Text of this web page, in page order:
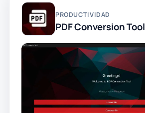
PRODUCTIVIDAD
PDF Conversion Tool